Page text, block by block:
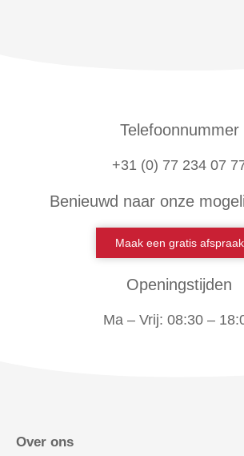
Telefoonnummer
+31 (0) 77 234 07
Benieuwd naar onze
Maak een gratis afspraak
Openingstijden
Ma – Vrij: 08:30 –
Over ons